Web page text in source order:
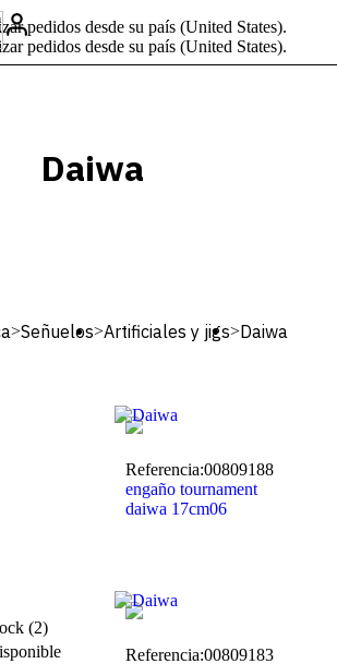
pedidos desde su país (United States).
pedidos desde su país (United States).
Daiwa
>Señuelos>Artificiales y jigs>Daiwa
(2)
Referencia:00809188
engaño tournament
daiwa 17cm06
Referencia:00809183